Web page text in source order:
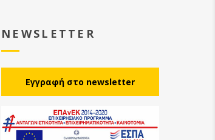
NEWSLETTER
Eγγραφή στο newsletter